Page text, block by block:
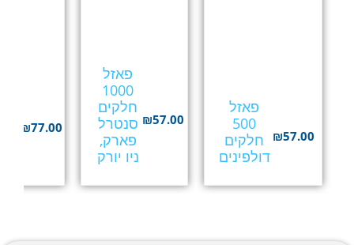
פאזל
500
חלקים
דולפינים
₪57.00
פאזל
1000
חלקים
סנטרל
פארק,
ניו יורק
₪57.00
₪77.00